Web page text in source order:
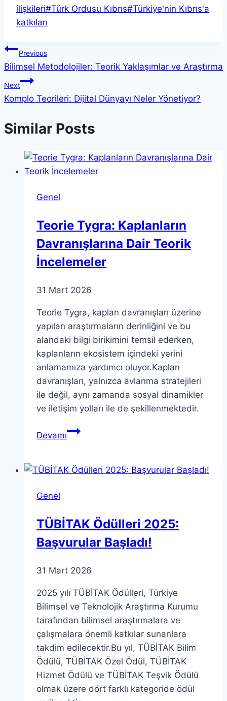
ilişkileri#Türk Ordusu Kıbrıs#Türkiye'nin Kıbrıs'a
katkıları
Yazı
gezinmesi
Previous
Bilimsel Metodolojiler: Teorik Yaklaşımlar ve Araştırma
Next
Komplo Teorileri: Dijital Dünyayı Neler Yönetiyor?
Similar Posts
Genel
Teorie Tygra: Kaplanların
Davranışlarına Dair Teorik
İncelemeler
31 Mart 2026
Teorie Tygra, kaplan davranışları üzerine
yapılan araştırmaların derinliğini ve bu
alandaki bilgi birikimini temsil ederken,
kaplanların ekosistem içindeki yerini
anlamamıza yardımcı oluyor.Kaplan
davranışları, yalnızca avlanma stratejileri
ile değil, aynı zamanda sosyal dinamikler
ve iletişim yolları ile de şekillenmektedir.
DevamıTeorie
Davranışlarına
Genel
TÜBİTAK Ödülleri 2025:
Başvurular Başladı!
31 Mart 2026
2025 yılı TÜBİTAK Ödülleri, Türkiye
Bilimsel ve Teknolojik Araştırma Kurumu
tarafından bilimsel araştırmalara ve
çalışmalara önemli katkılar sunanlara
takdim edilecektir.Bu yıl, TÜBİTAK Bilim
Ödülü, TÜBİTAK Özel Ödül, TÜBİTAK
Hizmet Ödülü ve TÜBİTAK Teşvik Ödülü
olmak üzere dört farklı kategoride ödül